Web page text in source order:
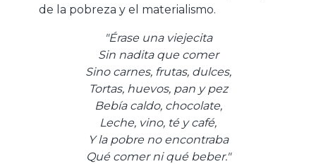
de la pobreza y el materialismo.
"Érase una viejecita
Sin nadita que comer
Sino carnes, frutas, dulces,
Tortas, huevos, pan y pez
Bebía caldo, chocolate,
Leche, vino, té y café,
Y la pobre no encontraba
Qué comer ni qué beber."